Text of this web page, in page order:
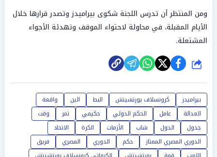
ومن المنتظر أن تدرس اللجنة شكوى بيراميدز وتصدر قرارها خلال
الأيام المقبلة، في محاولة لاحتواء الموقف وتهدئة الأجواء
المشتعلة.
شارك
بيراميدز كرونسلاف يورتشيتش البط الين
واقعة
العدالة
عامل الحكم الدولي حكيمي تمر
وقت
جدول
الدول شاب الأزمات الكرة
الاتحاد
الدوري المصري الممتاز
حكم الدوري المصري
فريق